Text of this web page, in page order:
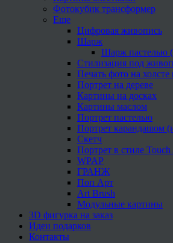
Фотокубик трансформер
Еще
Цифровая живопись
Шарж
Шарж пастелью
Стилизация под
Печать фото на холсте
Портрет на дереве
Картины на досках
Картины маслом
Портрет пастелью
Портрет карандашом
Скетч
Портрет в стиле
WPAP
ГРАНЖ
Поп Арт
Art Brush
Модульные картины
3D фигурка на заказ
Идеи подарков
Контакты